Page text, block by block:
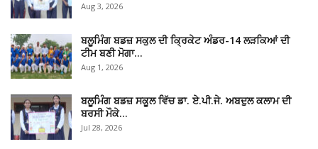
Aug 3, 2026
ਬਲੂਮਿੰਗ ਬਡਜ਼ ਸਕੁਲ ਦੀ ਕ੍ਰਿਕੇਟ ਅੰਡਰ-14 ਲੜਕਿਆਂ ਦੀ
ਟੀਮ ਬਣੀ ਮੋਗਾ…
Aug 1, 2026
ਬਲੂਮਿੰਗ ਬਡਜ਼ ਸਕੂਲ ਵਿੱਚ ਡਾ. ਏ.ਪੀ.ਜੇ. ਅਬਦੁਲ ਕਲਾਮ ਦੀ
ਬਰਸੀ ਮੌਕੇ…
Jul 28, 2026